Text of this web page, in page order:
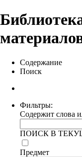
Содержание
Поиск
Фильтры:
Содержит слова
ПОИСК В
Предмет